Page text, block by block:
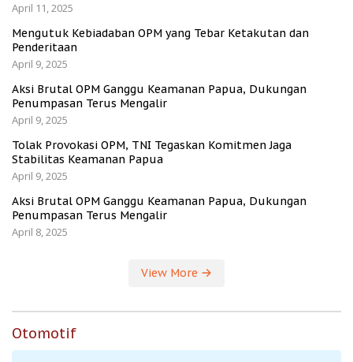
April 11, 2025
Mengutuk Kebiadaban OPM yang Tebar Ketakutan dan
Penderitaan
April 9, 2025
Aksi Brutal OPM Ganggu Keamanan Papua, Dukungan
Penumpasan Terus Mengalir
April 9, 2025
Tolak Provokasi OPM, TNI Tegaskan Komitmen Jaga
Stabilitas Keamanan Papua
April 9, 2025
Aksi Brutal OPM Ganggu Keamanan Papua, Dukungan
Penumpasan Terus Mengalir
April 8, 2025
View More
Otomotif